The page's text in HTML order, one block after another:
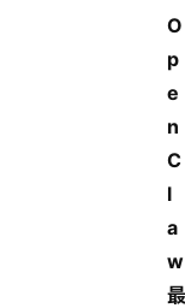
O
p
e
n
C
l
a
w
最